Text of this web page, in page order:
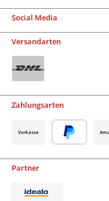
Social Media
Versandarten
Zahlungsarten
Vorkasse
Partner